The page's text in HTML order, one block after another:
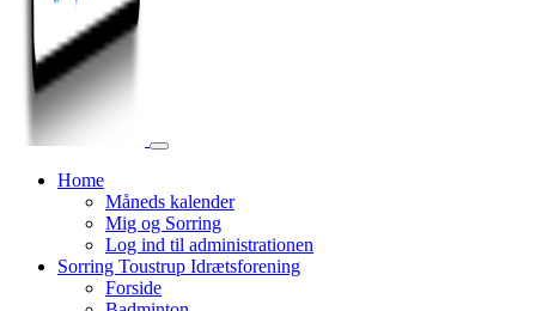
Home
Måneds kalender
Mig og Sorring
Log ind til administrationen
Sorring Toustrup Idrætsforening
Forside